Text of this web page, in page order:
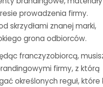
prowadzenia firmy.
skrzydłami znanej marki,
grona odbiorców.
franczyzobiorcą,
firmy, z którą
określonych reguł, które